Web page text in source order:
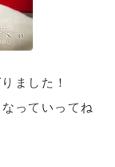
ました！
っていってね